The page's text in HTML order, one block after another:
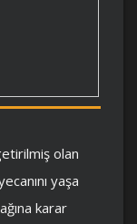
olan
yaşa
karar